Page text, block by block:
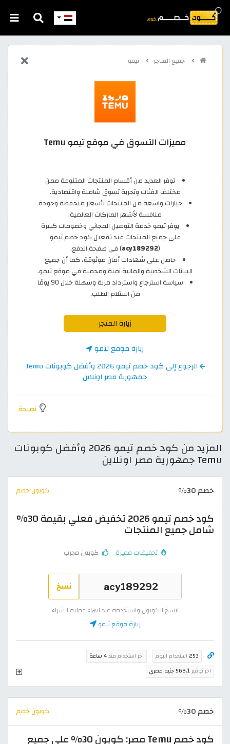
جميع المتاجر تيمو
مميزات التسوق في موقع تيمو Temu
توفر العديد من أقسام المنتجات المتنوعة ممن
مختلف الفئات وتجربة تسوق شاملة واقتصادية.
خيارات واسعة من المنتجات بأسعار منخفضة وجودة
منافسة لأشهر الماركات العالمية.
يوفر تيمو خدمة التوصيل المجاني وخصومات كبيرة
على جميع المنتجات عند تفعيل كود خصم تيمو
(
acy189292) في صفحة الدفع.
حاصل على شهادات أمان موثوقة، كما أن جميع
البيانات الشخصية والمالية آمنة ومحمية في موقع تيمو.
سياسة استرجاع واسترداد مرنة وسهلة خلال 90 يومًا
من استلام الطلب.
زيارة المتجر
زيارة موقع تيمو
الرجوع إلى كود خصم تيمو 2026 وأفضل كوبونات Temu
جمهورية مصر اونلاين
نصيحة
المزيد من كود خصم تيمو 2026 وأفضل كوبونات
Temu جمهورية مصر اونلاين
خصم 30% كوبون خصم
كود خصم تيمو 2026 تخفيض فعلي بقيمة 30%
شامل جميع المنتجات
تخفيضات مميزة كوبون مجرب
نسخ
انسخ الكوبون واستخدمه عند انهاء عملية الشراء
زيارة موقع تيمو
253 استخدام اليوم اخر استخدام منذ4 ساعة
اخر توفير569.1 جنيه مصري
خصم 30% كوبون خصم
كود خصم Temu مصر: كوبون 30% على جميع